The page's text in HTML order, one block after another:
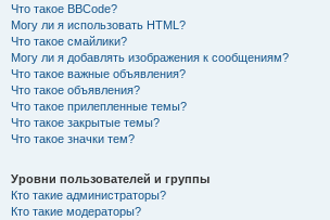
Что такое BBCode?
Могу ли я использовать HTML?
Что такое смайлики?
Могу ли я добавлять изображения к сообщениям?
Что такое важные объявления?
Что такое объявления?
Что такое прилепленные темы?
Что такое закрытые темы?
Что такое значки тем?
Уровни пользователей и группы
Кто такие администраторы?
Кто такие модераторы?